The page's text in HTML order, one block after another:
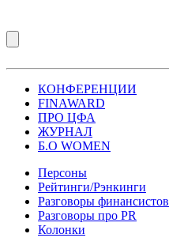
КОНФЕРЕНЦИИ
FINAWARD
ПРО ЦФА
ЖУРНАЛ
Б.О WOMEN
Персоны
Рейтинги/Рэнкинги
Разговоры финансистов
Разговоры про PR
Колонки